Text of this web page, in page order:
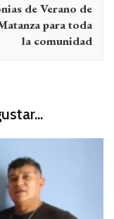
de Verano de
para toda
la comunidad